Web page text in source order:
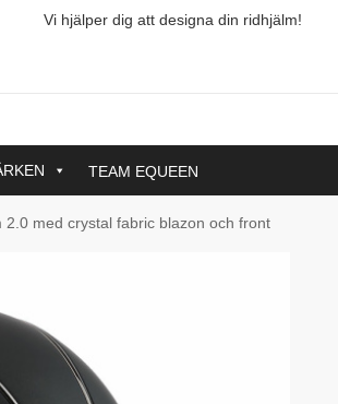
Vi hjälper dig att designa din ridhjälm!
TEAM EQUEEN
2.0 med crystal fabric blazon och front